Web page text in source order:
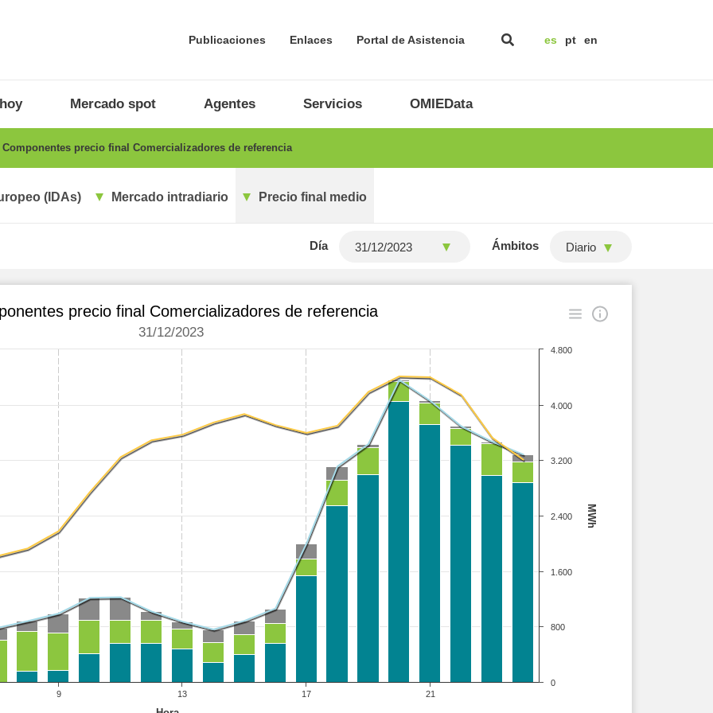
Publicaciones Enlaces Portal de Asistencia es pt en
Mercado spot Agentes Servicios OMIEData
Componentes precio final Comercializadores de referencia
(IDAs) Mercado intradiario Precio final medio
Día Ámbitos Diario
MWh
precio final Comercializadores de referencia
31/12/2023
9 13 17 21
0
800
1.600
2.400
3.200
4.000
4.800